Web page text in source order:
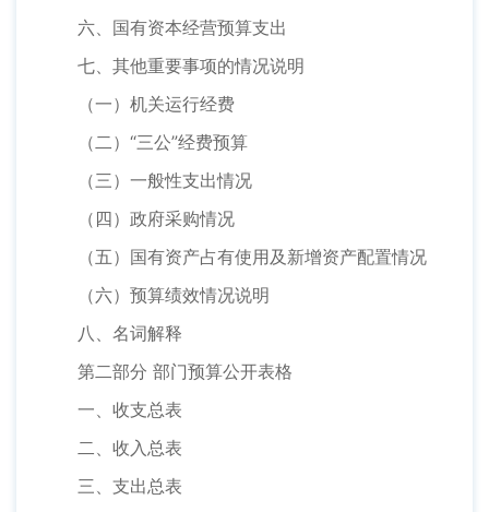
六、国有资本经营预算支出
七、其他重要事项的情况说明
（一）机关运行经费
（二）“三公”经费预算
（三）一般性支出情况
（四）政府采购情况
（五）国有资产占有使用及新增资产配置情况
（六）预算绩效情况说明
八、名词解释
第二部分 部门预算公开表格
一、收支总表
二、收入总表
三、支出总表